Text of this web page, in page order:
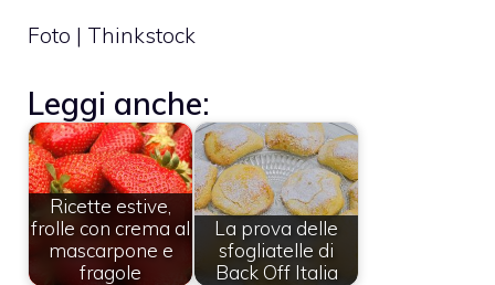
Foto | Thinkstock
Leggi anche:
Ricette estive,
frolle con crema al
mascarpone e
fragole
La prova delle
sfogliatelle di
Back Off Italia